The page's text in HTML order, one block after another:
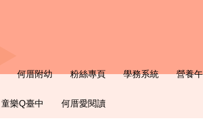
何厝附幼 粉絲專頁 學務系統 營養
童樂Q臺中 何厝愛閱讀